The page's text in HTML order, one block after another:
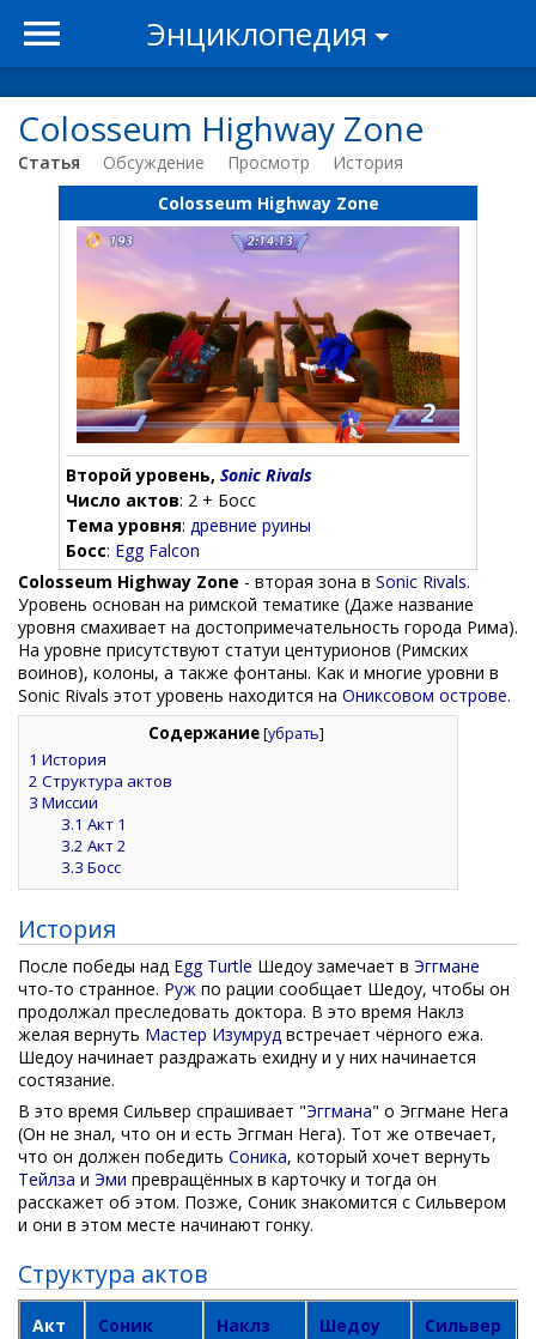
Энциклопедия
Colosseum Highway Zone
Статья Обсуждение Просмотр
История
Colosseum Highway Zone
Второй уровень, Sonic Rivals
Число актов: 2 + Босс
Тема уровня: древние руины
Босс: Egg Falcon
Colosseum Highway Zone - вторая зона в Sonic Rivals.
Уровень основан на римской тематике (Даже название
уровня смахивает на достопримечательность города Рима).
На уровне присутствуют статуи центурионов (Римских
воинов), колоны, а также фонтаны. Как и многие уровни в
Sonic Rivals этот уровень находится на Ониксовом острове.
Содержание[убрать]
1 История
2 Структура актов
3 Миссии
3.1 Акт 1
3.2 Акт 2
3.3 Босс
История
После победы над Egg Turtle Шедоу замечает в Эггмане
что-то странное. Руж по рации сообщает Шедоу, чтобы он
продолжал преследовать доктора. В это время Наклз
желая вернуть Мастер Изумруд встречает чёрного ежа.
Шедоу начинает раздражать ехидну и у них начинается
состязание.
В это время Сильвер спрашивает "Эггмана" о Эггмане Нега
(Он не знал, что он и есть Эггман Нега). Тот же отвечает,
что он должен победить Соника, который хочет вернуть
Тейлза и Эми превращённых в карточку и тогда он
расскажет об этом. Позже, Соник знакомится с Сильвером
и они в этом месте начинают гонку.
Структура актов
Акт Соник Наклз Шедоу Сильвер